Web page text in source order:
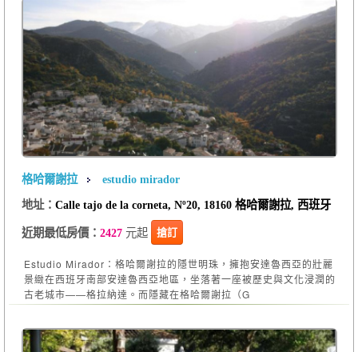
格哈爾謝拉
estudio mirador
地址： Calle tajo de la corneta, Nº20, 18160 格哈爾謝拉, 西班牙
近期最低房價： 2427元起 搶訂
Estudio Mirador：格哈爾謝拉的隱世明珠，擁抱安達魯西亞的壯麗
景緻在西班牙南部安達魯西亞地區，坐落著一座被歷史與文化浸潤的
古老城市——格拉納達。而隱藏在格哈爾謝拉（G